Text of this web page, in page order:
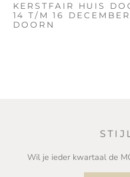
KERSTFAIR HUIS
14 T/M 16
DOORN
Wil je ieder kwartaal de